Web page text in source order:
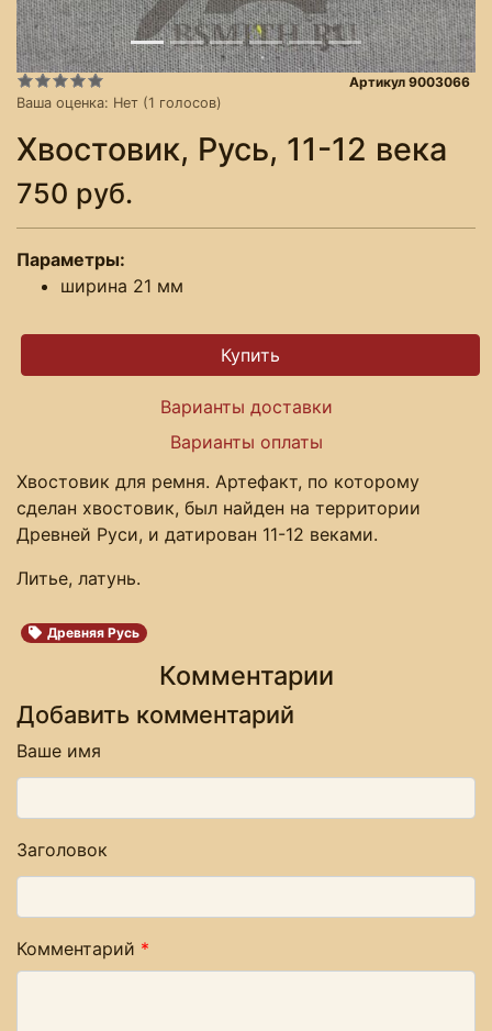
Ваша оценка: Нет (1 голосов)
Артикул 9003066
Хвостовик, Русь, 11-12 века
750 руб.
Параметры:
ширина 21 мм
Варианты доставки
Варианты оплаты
Хвостовик для ремня. Артефакт, по которому
сделан хвостовик, был найден на территории
Древней Руси, и датирован 11-12 веками.
Литье, латунь.
Древняя Русь
Комментарии
Добавить комментарий
Ваше имя
Заголовок
Комментарий *